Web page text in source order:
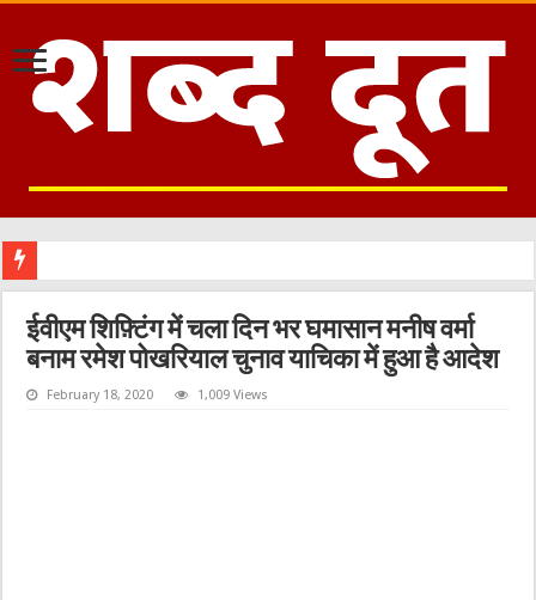
ईवीएम शिफ़्टिंग में चला दिन भर घमासान मनीष वर्मा
बनाम रमेश पोखरियाल चुनाव याचिका में हुआ है आदेश
February 18, 2020 1,009 Views